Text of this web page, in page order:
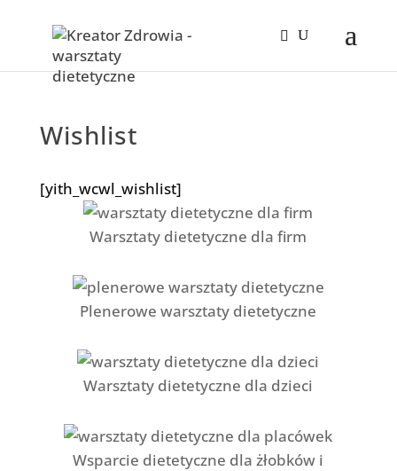
Wishlist
[yith_wcwl_wishlist]
Warsztaty dietetyczne dla firm
Plenerowe warsztaty dietetyczne
Warsztaty dietetyczne dla dzieci
Wsparcie dietetyczne dla żłobków i